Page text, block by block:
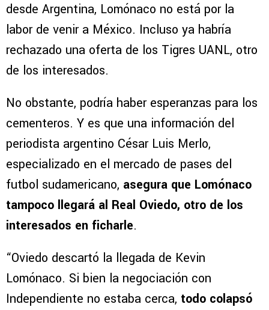
desde Argentina, Lomónaco no está por la
labor de venir a México. Incluso ya habría
rechazado una oferta de los Tigres UANL, otro
de los interesados.
No obstante, podría haber esperanzas para los
cementeros. Y es que una información del
periodista argentino César Luis Merlo,
especializado en el mercado de pases del
futbol sudamericano, asegura que Lomónaco
tampoco llegará al Real Oviedo, otro de los
interesados en ficharle.
“Oviedo descartó la llegada de Kevin
Lomónaco. Si bien la negociación con
Independiente no estaba cerca, todo colapsó